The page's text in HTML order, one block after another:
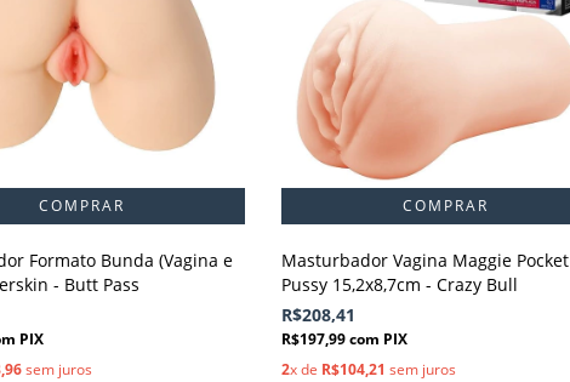
Formato Bunda (Vagina e
- Butt Pass
PIX
sem juros
Masturbador Vagina Maggie Pocket
Pussy 15,2x8,7cm - Crazy Bull
R$208,41
R$197,99com PIX
2x de R$104,21 sem juros